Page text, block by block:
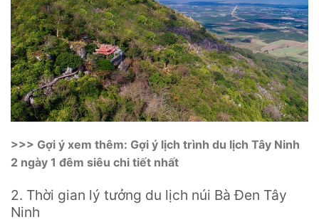
>>> Gợi ý xem thêm: Gợi ý lịch trình du lịch Tây Ninh
2 ngày 1 đêm siêu chi tiết nhất
2. Thời gian lý tưởng du lịch núi Bà Đen Tây
Ninh